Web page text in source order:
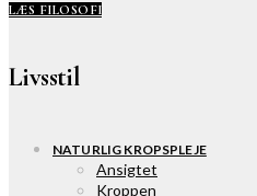
LÆS FILOSOFI
Livsstil
NATURLIG KROPSPLEJE
Ansigtet
Kroppen